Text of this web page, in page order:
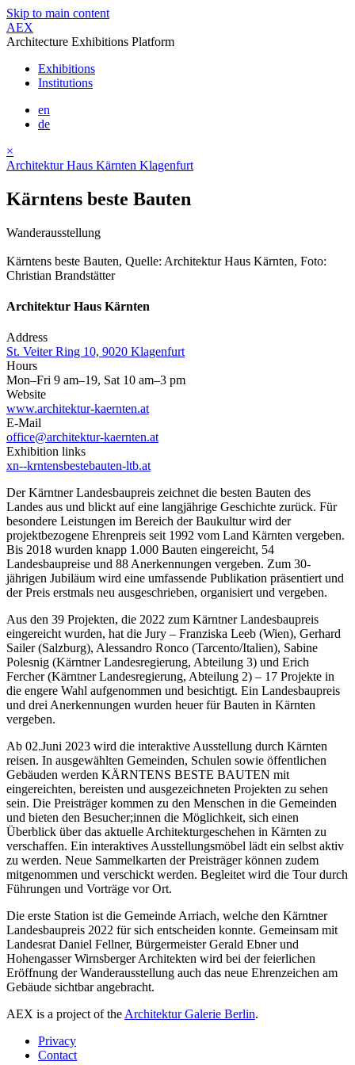
Skip to main content
AEX
Architecture Exhibitions Platform
Exhibitions
Institutions
en
de
×
Architektur Haus Kärnten Klagenfurt
Kärntens beste Bauten
Wanderausstellung
Kärntens beste Bauten, Quelle: Architektur Haus Kärnten, Foto:
Christian Brandstätter
Architektur Haus Kärnten
Address
St. Veiter Ring 10, 9020 Klagenfurt
Hours
Mon–Fri 9 am–19, Sat 10 am–3 pm
Website
www.architektur-kaernten.at
E-Mail
office@architektur-kaernten.at
Exhibition links
xn--krntensbestebauten-ltb.at
Der Kärntner Landesbaupreis zeichnet die besten Bauten des
Landes aus und blickt auf eine langjährige Geschichte zurück. Für
besondere Leistungen im Bereich der Baukultur wird der
projektbezogene Ehrenpreis seit 1992 vom Land Kärnten vergeben.
Bis 2018 wurden knapp 1.000 Bauten eingereicht, 54
Landesbaupreise und 88 Anerkennungen vergeben. Zum 30-
jährigen Jubiläum wird eine umfassende Publikation präsentiert und
der Preis erstmals neu ausgeschrieben, organisiert und vergeben.
Aus den 39 Projekten, die 2022 zum Kärntner Landesbaupreis
eingereicht wurden, hat die Jury – Franziska Leeb (Wien), Gerhard
Sailer (Salzburg), Alessandro Ronco (Tarcento/Italien), Sabine
Polesnig (Kärntner Landesregierung, Abteilung 3) und Erich
Fercher (Kärntner Landesregierung, Abteilung 2) – 17 Projekte in
die engere Wahl aufgenommen und besichtigt. Ein Landesbaupreis
und drei Anerkennungen wurden heuer für Bauten in Kärnten
vergeben.
Ab 02.Juni 2023 wird die interaktive Ausstellung durch Kärnten
reisen. In ausgewählten Gemeinden, Schulen sowie öffentlichen
Gebäuden werden KÄRNTENS BESTE BAUTEN mit
eingereichten, bereisten und ausgezeichneten Projekten zu sehen
sein. Die Preisträger kommen zu den Menschen in die Gemeinden
und bieten den Besucher;innen die Möglichkeit, sich einen
Überblick über das aktuelle Architekturgeschehen in Kärnten zu
verschaffen. Ein interaktives Ausstellungsmöbel lädt ein selbst aktiv
zu werden. Neue Sammelkarten der Preisträger können zudem
mitgenommen und verschickt werden. Begleitet wird die Tour durch
Führungen und Vorträge vor Ort.
Die erste Station ist die Gemeinde Arriach, welche den Kärntner
Landesbaupreis 2022 für sich entscheiden konnte. Gemeinsam mit
Landesrat Daniel Fellner, Bürgermeister Gerald Ebner und
Hohengasser Wirnsberger Architekten wird bei der feierlichen
Eröffnung der Wanderausstellung auch das neue Ehrenzeichen am
Gebäude sichtbar angebracht.
AEX is a project of the Architektur Galerie Berlin.
Privacy
Contact